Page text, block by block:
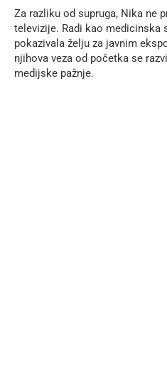
Za razliku od supruga, Nika ne
televizije. Radi kao medicinska
pokazivala želju za javnim
njihova veza od početka se
medijske pažnje.